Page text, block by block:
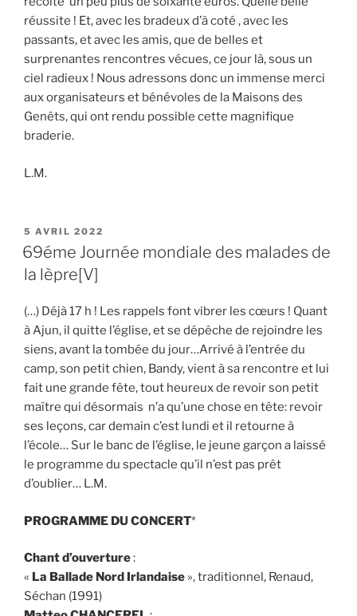
réussite ! Et, avec les bradeux d’à coté , avec les
passants, et avec les amis, que de belles et
surprenantes rencontres vécues, ce jour là, sous un
ciel radieux ! Nous adressons donc un immense merci
aux organisateurs et bénévoles de la Maisons des
Genêts, qui ont rendu possible cette magnifique
braderie.
L.M.
PUBLIÉ
LE
5 AVRIL 2022
69éme Journée mondiale des malades de
la lèpre[V]
(…) Déjà 17 h ! Les rappels font vibrer les cœurs ! Quant
à Ajun, il quitte l’église, et se dépêche de rejoindre les
siens, avant la tombée du jour…Arrivé à l’entrée du
camp, son petit chien, Bandy, vient à sa rencontre et lui
fait une grande fête, tout heureux de revoir son petit
maître qui désormais n’a qu’une chose en tête: revoir
ses leçons, car demain c’est lundi et il retourne à
l’école… Sur le banc de l’église, le jeune garçon a laissé
le programme du spectacle qu’il n’est pas prêt
d’oublier… L.M.
PROGRAMME DU CONCERT*
Chantd’ouverture:
« La Ballade Nord Irlandaise », traditionnel, Renaud,
Séchan (1991)